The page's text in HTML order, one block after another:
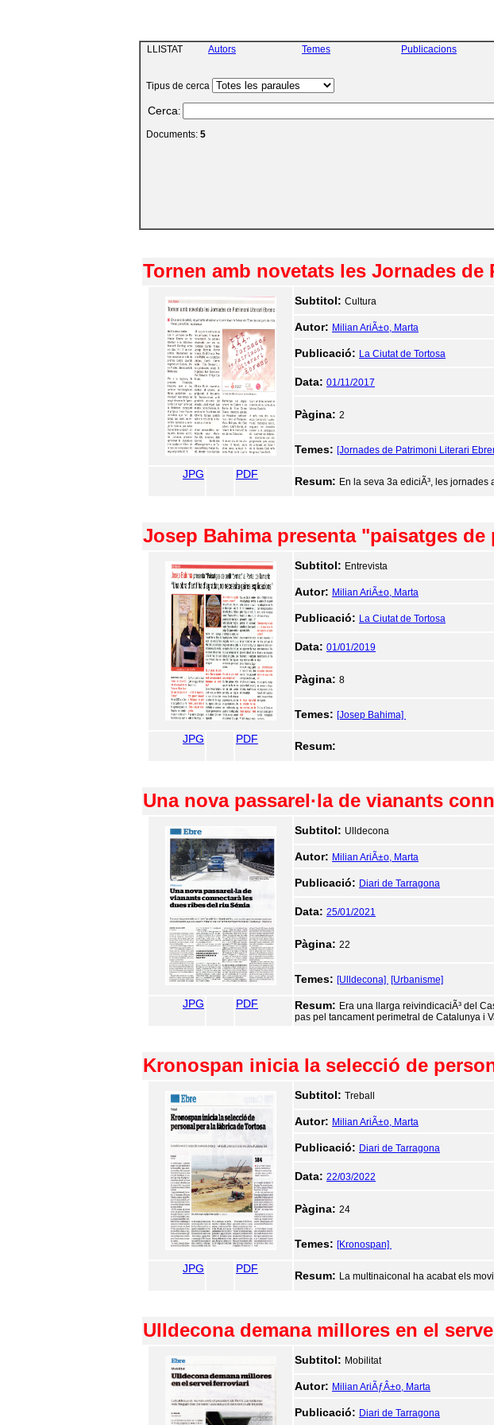
LLISTAT Autors Temes Publicacions
Tipus de cerca
Cerca:
Documents: 5
Tornen amb novetats les Jornades
Subtitol: Cultura
Autor: Milian AriÃ±o, Marta
Publicació: La Ciutat de Tortosa
Data: 01/11/2017
Pàgina: 2
Temes: [Jornades de Patrimoni Literari
JPG PDF
Resum: En la seva 3a ediciÃ³, les
Josep Bahima presenta "paisatges
Subtitol: Entrevista
Autor: Milian AriÃ±o, Marta
Publicació: La Ciutat de Tortosa
Data: 01/01/2019
Pàgina: 8
Temes: [Josep Bahima]
JPG PDF
Resum:
Una nova passarel·la de vianants
Subtitol: Ulldecona
Autor: Milian AriÃ±o, Marta
Publicació: Diari de Tarragona
Data: 25/01/2021
Pàgina: 22
Temes: [Ulldecona] [Urbanisme]
JPG PDF Resum: Era una llarga reivindicaciÃ³ del
pas pel tancament perimetral de Catalunya i
Kronospan inicia la selecció de
Subtitol: Treball
Autor: Milian AriÃ±o, Marta
Publicació: Diari de Tarragona
Data: 22/03/2022
Pàgina: 24
Temes: [Kronospan]
JPG PDF
Resum: La multinaiconal ha acabat els
Ulldecona demana millores en el
Subtitol: Mobilitat
Autor: Milian AriÃƒÂ±o, Marta
Publicació: Diari de Tarragona